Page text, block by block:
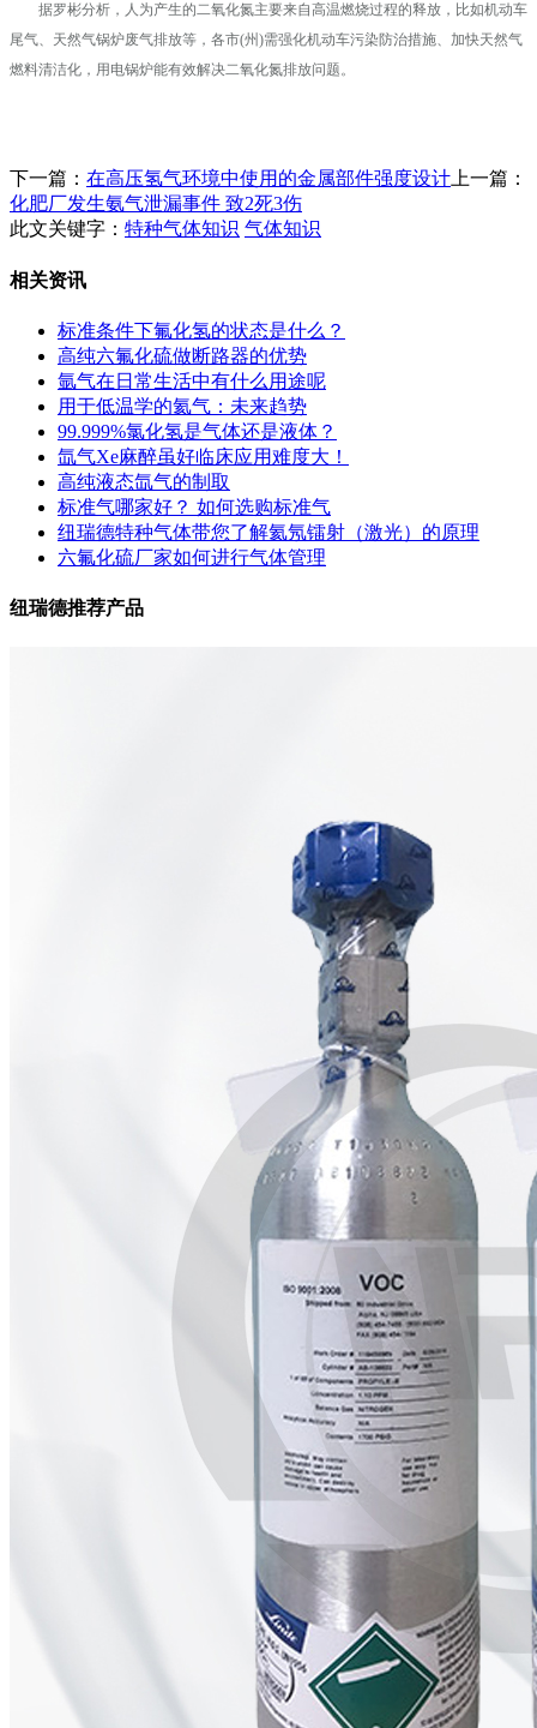
据罗彬分析，人为产生的二氧化氮主要来自高温燃烧过程的释放，比如机动车
尾气、天然气锅炉废气排放等，各市(州)需强化机动车污染防治措施、加快天然气
燃料清洁化，用电锅炉能有效解决二氧化氮排放问题。
下一篇： 在高压氢气环境中使用的金属部件强度设计 上一篇：
化肥厂发生氨气泄漏事件 致2死3伤
此文关键字： 特种气体知识 气体知识
相关资讯
标准条件下氟化氢的状态是什么？
高纯六氟化硫做断路器的优势
氩气在日常生活中有什么用途呢
用于低温学的氦气：未来趋势
99.999%氯化氢是气体还是液体？
氙气Xe麻醉虽好临床应用难度大！
高纯液态氙气的制取
标准气哪家好？ 如何选购标准气
纽瑞德特种气体带您了解氦氖镭射（激光）的原理
六氟化硫厂家如何进行气体管理
纽瑞德推荐产品